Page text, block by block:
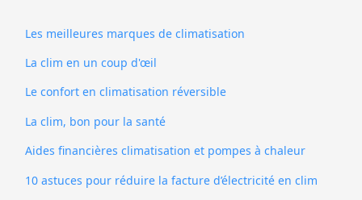
Les meilleures marques de climatisation
La clim en un coup d'œil
Le confort en climatisation réversible
La clim, bon pour la santé
Aides financières climatisation et pompes à chaleur
10 astuces pour réduire la facture d’électricité en clim